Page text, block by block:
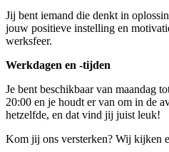
Jij bent iemand die denkt in
jouw positieve instelling en
werksfeer.
Werkdagen en -tijden
Je bent beschikbaar van maandag
20:00 en je houdt er van om in de
hetzelfde, en dat vind jij juist leuk!
Kom jij ons versterken? Wij kijken